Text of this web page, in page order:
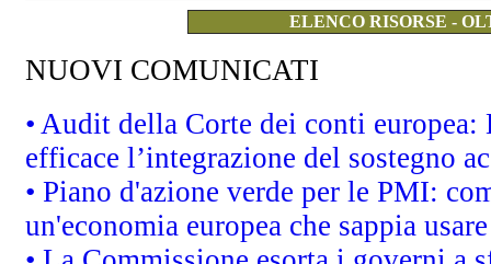
ELENCO RISORSE -
NUOVI COMUNICATI
• Audit della Corte dei conti
efficace l’integrazione del sostegno
• Piano d'azione verde per le PMI:
un'economia europea che sappia